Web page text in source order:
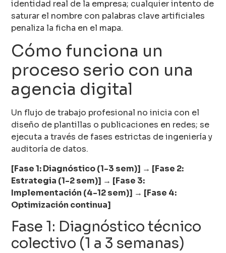
identidad real de la empresa; cualquier intento de
saturar el nombre con palabras clave artificiales
penaliza la ficha en el mapa.
Cómo funciona un
proceso serio con una
agencia digital
Un flujo de trabajo profesional no inicia con el
diseño de plantillas o publicaciones en redes; se
ejecuta a través de fases estrictas de ingeniería y
auditoría de datos.
[Fase 1: Diagnóstico (1-3 sem)] → [Fase 2:
Estrategia (1-2 sem)] → [Fase 3:
Implementación (4-12 sem)] → [Fase 4:
Optimización continua]
Fase 1: Diagnóstico técnico
colectivo (1 a 3 semanas)